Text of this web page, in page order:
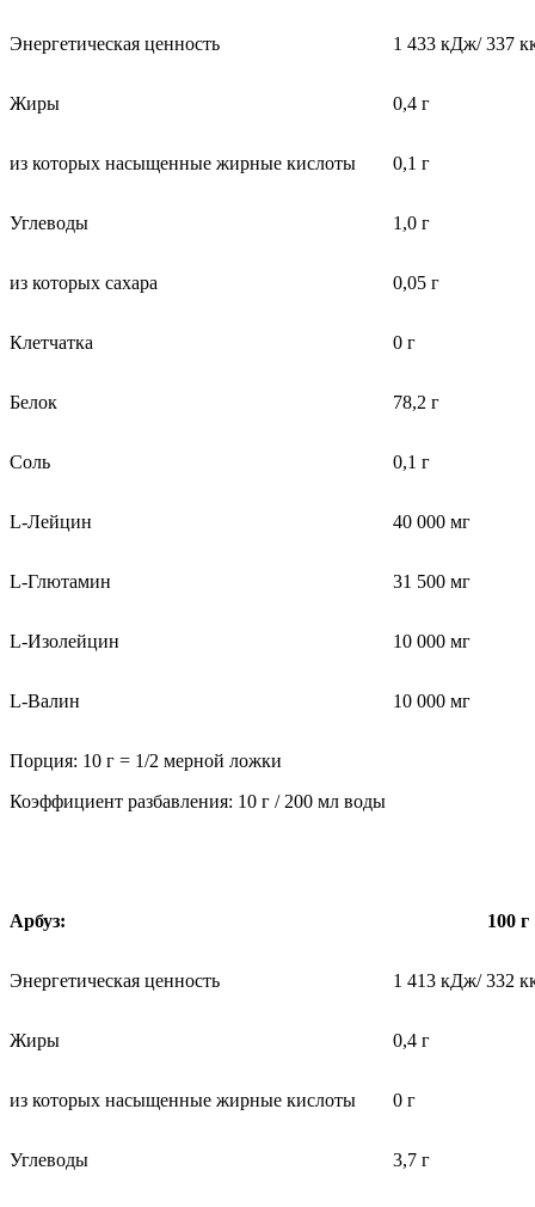
Энергетическая ценность 1 433 кДж/ 337
Жиры 0,4 г
из которых насыщенные жирные кислоты 0,1 г
Углеводы 1,0 г
из которых сахара 0,05 г
Клетчатка 0 г
Белок 78,2 г
Соль 0,1 г
L-Лейцин 40 000 мг
L-Глютамин 31 500 мг
L-Изолейцин 10 000 мг
L-Валин 10 000 мг
Порция: 10 г = 1/2 мерной ложки
Коэффициент разбавления: 10 г / 200 мл воды
Арбуз: 100 г
Энергетическая ценность 1 413 кДж/ 332
Жиры 0,4 г
из которых насыщенные жирные кислоты 0 г
Углеводы 3,7 г